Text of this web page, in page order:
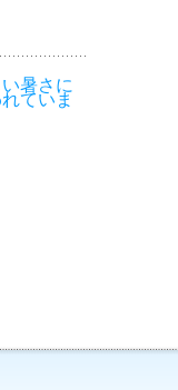
暑さに
ていま